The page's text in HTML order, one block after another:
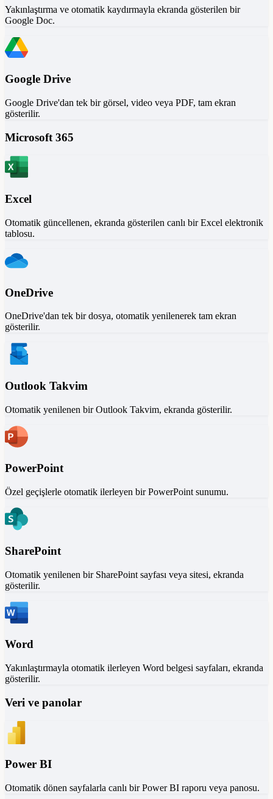
Yakınlaştırma ve otomatik kaydırmayla ekranda gösterilen bir
Google Doc.
Google Drive
Google Drive'dan tek bir görsel, video veya PDF, tam ekran
gösterilir.
Microsoft 365
Excel
Otomatik güncellenen, ekranda gösterilen canlı bir Excel elektronik
tablosu.
OneDrive
OneDrive'dan tek bir dosya, otomatik yenilenerek tam ekran
gösterilir.
Outlook Takvim
Otomatik yenilenen bir Outlook Takvim, ekranda gösterilir.
PowerPoint
Özel geçişlerle otomatik ilerleyen bir PowerPoint sunumu.
SharePoint
Otomatik yenilenen bir SharePoint sayfası veya sitesi, ekranda
gösterilir.
Word
Yakınlaştırmayla otomatik ilerleyen Word belgesi sayfaları, ekranda
gösterilir.
Veri ve panolar
Power BI
Otomatik dönen sayfalarla canlı bir Power BI raporu veya panosu.